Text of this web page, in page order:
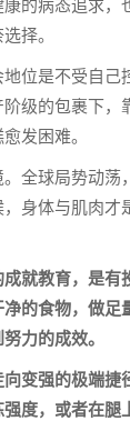
的病态追求，
择。
位是不受自己
级的包裹下，
发困难。
全球局势动荡
身体与肌肉才
就教育，是有
的食物，做足
力的成效。
变强的极端捷
度，或者在腿